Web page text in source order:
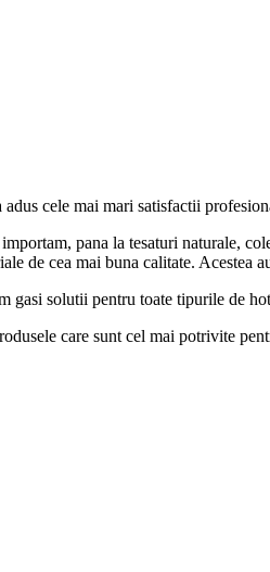
cele mai mari satisfactii
pana la tesaturi naturale,
de cea mai buna calitate.
solutii pentru toate tipurile de
care sunt cel mai potrivite